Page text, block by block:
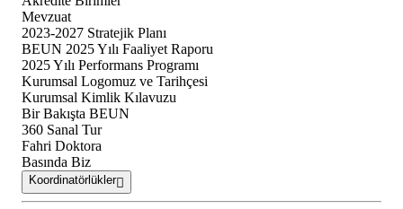
Mevzuat
2023-2027 Stratejik Planı
BEUN 2025 Yılı Faaliyet Raporu
2025 Yılı Performans Programı
Kurumsal Logomuz ve Tarihçesi
Kurumsal Kimlik Kılavuzu
Bir Bakışta BEUN
360 Sanal Tur
Fahri Doktora
Basında Biz
Koordinatörlükler